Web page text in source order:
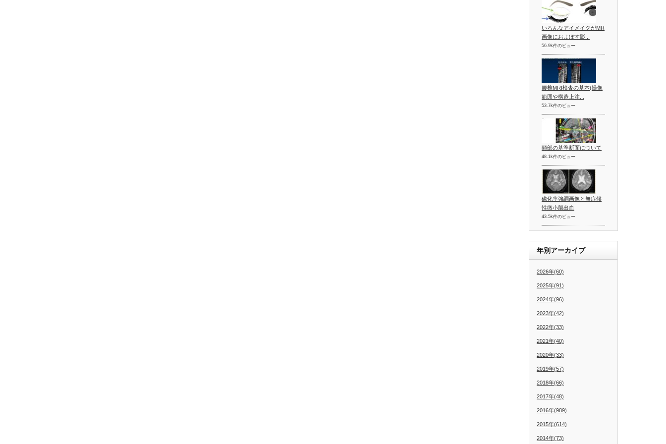
いろんなアイメイクがMR
画像におよぼす影...
56.9k件のビュー
腰椎MRI検査の基本(撮像
範囲や構造上注...
53.7k件のビュー
頭部の基準断面について
48.1k件のビュー
磁化率強調画像と無症候
性微小脳出血
43.5k件のビュー
年別アーカイブ
2026年(60)
2025年(91)
2024年(96)
2023年(42)
2022年(33)
2021年(40)
2020年(33)
2019年(57)
2018年(66)
2017年(48)
2016年(989)
2015年(614)
2014年(73)